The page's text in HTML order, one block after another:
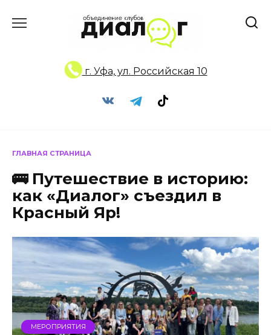
г. Уфа, ул. Российская 10
ГЛАВНАЯ СТРАНИЦА
🚌 Путешествие в историю:
как «Диалог» съездил в
Красный Яр!
МЕРОПРИЯТИЯ